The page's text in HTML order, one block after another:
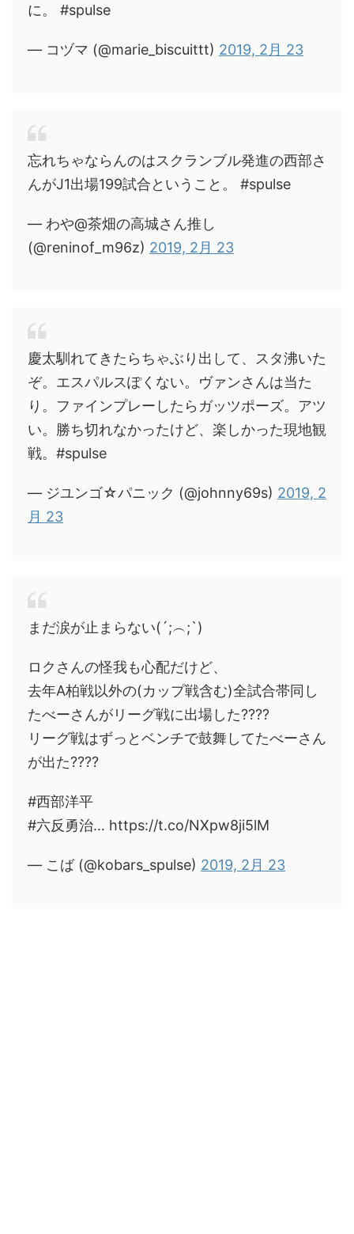
に。 #spulse
— コヅマ (@marie_biscuittt) 2019, 2月 23
忘れちゃならんのはスクランブル発進の西部さ
んがJ1出場199試合ということ。 #spulse
— わや@茶畑の高城さん推し
(@reninof_m96z) 2019, 2月 23
慶太馴れてきたらちゃぶり出して、スタ沸いた
ぞ。エスパルスぽくない。ヴァンさんは当た
り。ファインプレーしたらガッツポーズ。アツ
い。勝ち切れなかったけど、楽しかった現地観
戦。#spulse
— ジユンゴ☆パニック (@johnny69s) 2019, 2
月 23
まだ涙が止まらない(´;︵;`)
ロクさんの怪我も心配だけど、
去年A柏戦以外の(カップ戦含む)全試合帯同し
たべーさんがリーグ戦に出場した????
リーグ戦はずっとベンチで鼓舞してたべーさん
が出た????
#西部洋平
#六反勇治… https://t.co/NXpw8ji5lM
— こば (@kobars_spulse) 2019, 2月 23